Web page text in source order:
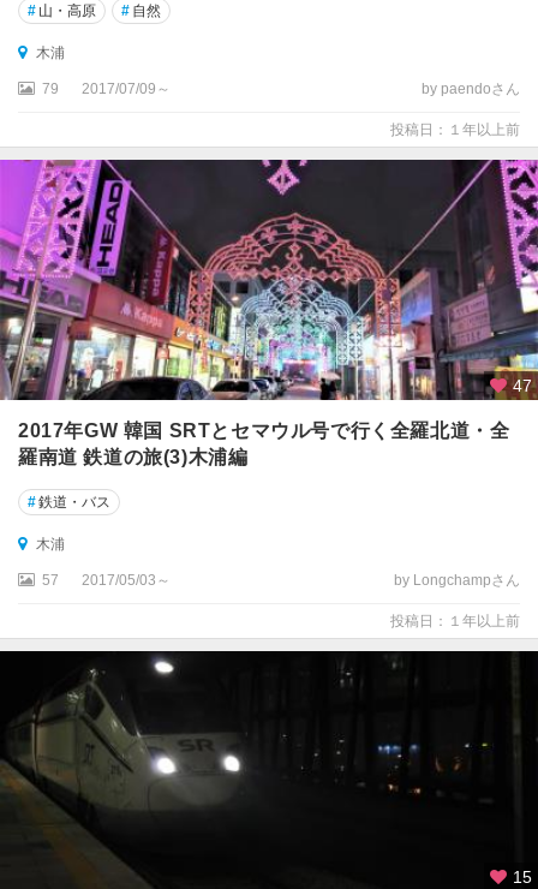
# 山・高原 # 自然
木浦
79 2017/07/09～ by paendoさん
投稿日：１年以上前
47
2017年GW 韓国 SRTとセマウル号で行く全羅北道・全
羅南道 鉄道の旅(3)木浦編
#鉄道・バス
木浦
57 2017/05/03～ by Longchampさん
投稿日：１年以上前
15